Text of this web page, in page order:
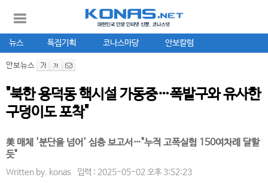
뉴스 특집기획 코나스마당 안보칼럼
안보뉴스
"북한 용덕동 핵시설 가동중…폭발구와 유사한
구덩이도 포착"
美 매체 '분단을 넘어' 심층 보고서…"누적 고폭실험 150여차례 달할
듯"
Written by. konas 입력 : 2025-05-02 오후 3:52:23